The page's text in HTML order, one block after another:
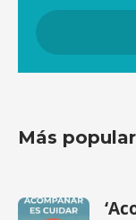
Más